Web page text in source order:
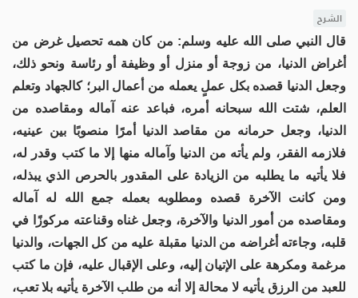
الشرح
قال النبي صلى الله عليه وسلم: من كان همه تحصيل غرض من
أغراض الدنيا، من زوجة أو منزل أو وظيفة أو رئاسة ونحو ذلك،
وجعل الدنيا قصده بكل عملٍ يعمله من أعمال البر؛ كالجهاد وتعلم
العلم، شتت الله سبحانه أمره، فباعد عنه آماله ومقاصده من
الدنيا، وجعل حرمانه من مقاصد الدنيا أمرًا منصوبًا بين عينيه،
فلازمه الفقر، ولم يأته من الدنيا وآماله منها إلا ما كتب وقدر له،
فلا يأتيه ما يطلبه من الزيادة على المقدور بالحرص الذي يبذله،
ومن كانت الآخرة قصده ومطلوبه بعمله جمع الله له آماله
ومقاصده من أمور الدنيا والآخرة، وجعل غناه وقناعته مركوزًا في
قلبه، وجاءته أغراضه من الدنيا مقبلة عليه من كل الجهات، والدنيا
مرغمة ومكرهة على الإتيان إليه، وعلى الإقبال عليه، فإن ما كتب
للعبد من الرزق يأتيه لا محالة إلا أنه من طلب الآخرة يأتيه بلا تعب،